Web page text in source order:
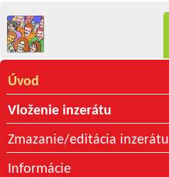
Úvod
Vloženie inzerátu
Zmazanie/editácia inzerátu
Informácie